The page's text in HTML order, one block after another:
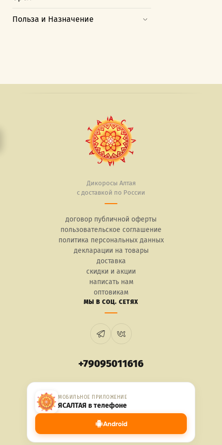
Польза и Назначение
Дикоросы Алтая
с доставкой по России
договор публичной оферты
пользовательское соглашение
политика персональных данных
декларации на товары
доставка
скидки и акции
написать нам
оптовикам
МЫ В СОЦ. СЕТЯХ
+79095011616
МОБИЛЬНОЕ ПРИЛОЖЕНИЕ
ЯСАЛТАЯ в телефоне
Android